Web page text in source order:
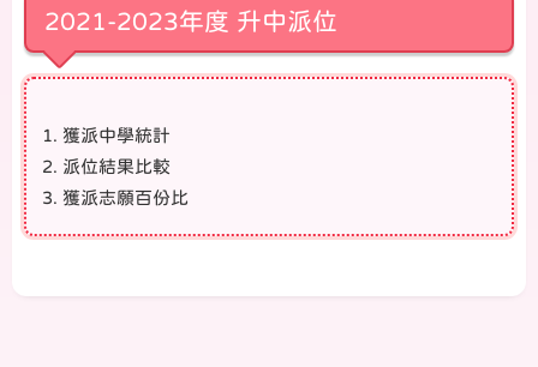
2021-2023年度 升中派位
獲派中學統計
派位結果比較
獲派志願百份比